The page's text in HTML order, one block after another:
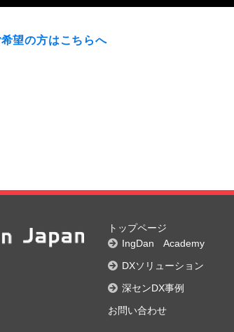
望の方はこちらへ
トップページ
IngDan Academy
DXソリューション
深センDX事例
お問い合わせ